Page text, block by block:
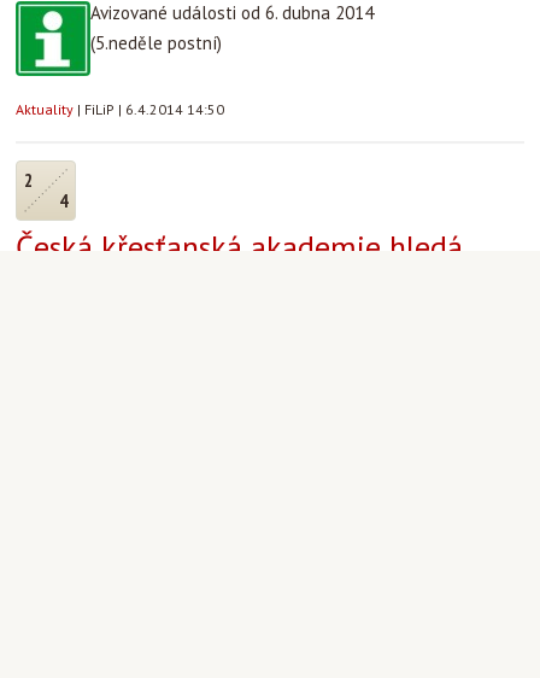
Avizované události od 6. dubna 2014
(5.neděle postní)
Aktuality | FiLiP | 6.4.2014 14:50
2
4
Česká křesťanská akademie hledá